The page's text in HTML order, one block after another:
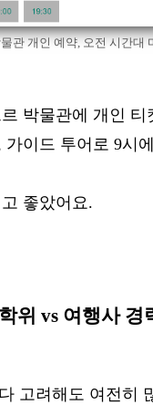
관 개인 예약, 오전 시간대
박물관에 개인 티
이드 투어로 9시
좋았어요.
위 vs 여행사 경
고려해도 여전히